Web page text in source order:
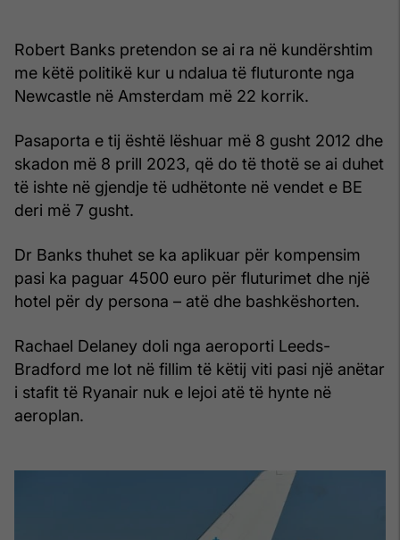
Robert Banks pretendon se ai ra në kundërshtim
me këtë politikë kur u ndalua të fluturonte nga
Newcastle në Amsterdam më 22 korrik.
Pasaporta e tij është lëshuar më 8 gusht 2012 dhe
skadon më 8 prill 2023, që do të thotë se ai duhet
të ishte në gjendje të udhëtonte në vendet e BE
deri më 7 gusht.
Dr Banks thuhet se ka aplikuar për kompensim
pasi ka paguar 4500 euro për fluturimet dhe një
hotel për dy persona – atë dhe bashkëshorten.
Rachael Delaney doli nga aeroporti Leeds-
Bradford me lot në fillim të këtij viti pasi një anëtar
i stafit të Ryanair nuk e lejoi atë të hynte në
aeroplan.